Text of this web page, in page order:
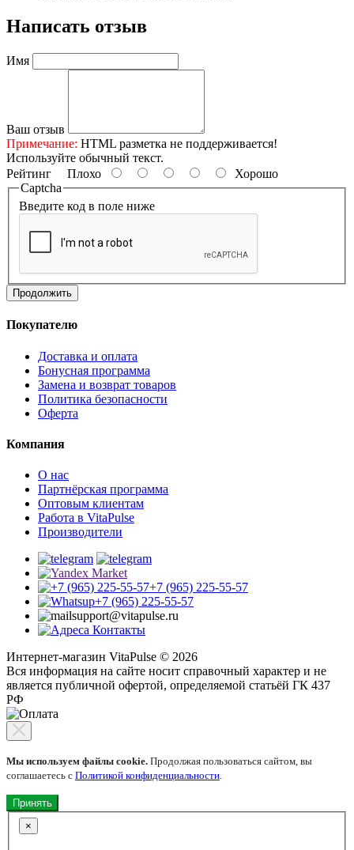
Написать отзыв
Имя
Ваш отзыв
Примечание: HTML разметка не поддерживается!
Используйте обычный текст.
Рейтинг Плохо
Хорошо
Captcha
Введите код в поле ниже
Продолжить
Покупателю
Доставка и оплата
Бонусная программа
Замена и возврат товаров
Политика безопасности
Оферта
Компания
О нас
Партнёрская программа
Оптовым клиентам
Работа в VitaPulse
Производители
+7 (965) 225-55-57
+7 (965) 225-55-57
support@vitapulse.ru
Контакты
Интернет-магазин VitaPulse © 2026
Вся информация на сайте носит справочный характер и не
является публичной офертой, определяемой статьёй ГК 437
РФ
Мы используем файлы cookie. Продолжая пользоваться сайтом, вы
соглашаетесь с Политикой конфиденциальности.
Принять
×